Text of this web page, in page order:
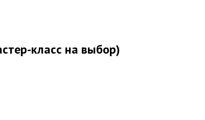
класс на выбор)